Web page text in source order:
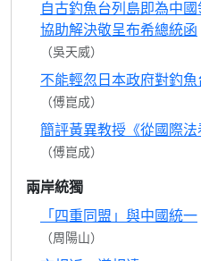
自古釣魚台列島即為中
協助解決敬呈布希總統函
（吳天威）
不能輕忽日本政府對釣
（傅崑成）
簡評黃異教授《從國際
（傅崑成）
兩岸統獨
「四重同盟」與中國統一
（周陽山）